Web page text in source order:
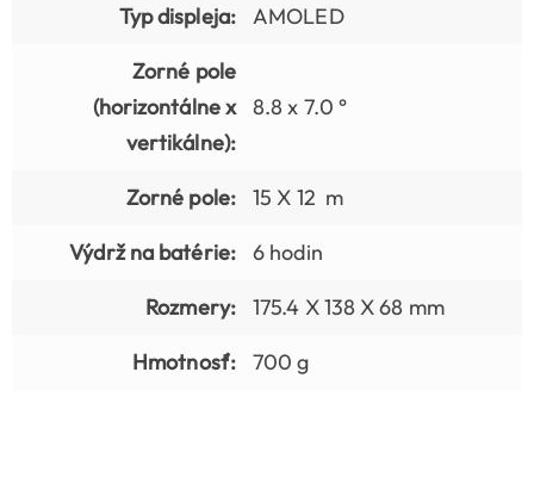
Typ displeja:
AMOLED
Zorné pole
(horizontálne x
vertikálne):
8.8 x 7.0 °
Zorné pole:
15 X 12 m
Výdrž na batérie:
6 hodin
Rozmery:
175.4 X 138 X 68 mm
Hmotnosť:
700 g